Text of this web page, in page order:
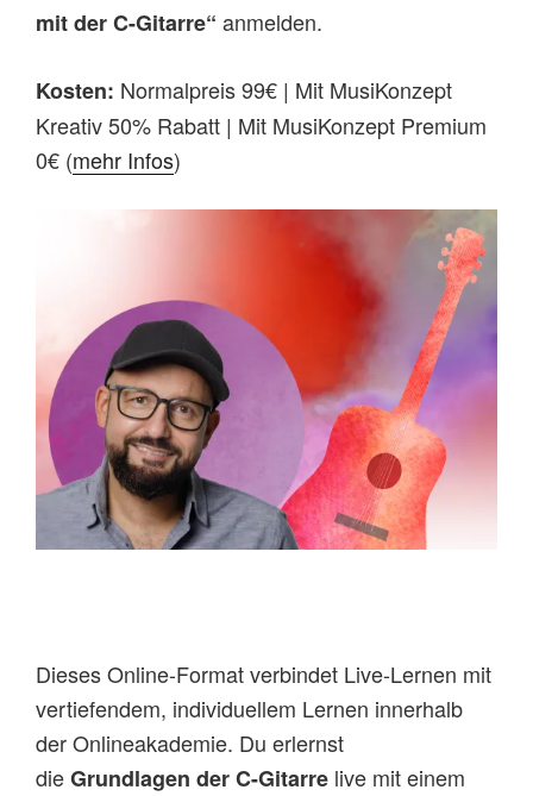
mit der C-Gitarre“ anmelden.
Kosten: Normalpreis 99€ | Mit MusiKonzept
Kreativ 50% Rabatt | Mit MusiKonzept Premium
0€ (mehr Infos)
Dieses Online-Format verbindet Live-Lernen mit
vertiefendem, individuellem Lernen innerhalb
der Onlineakademie. Du erlernst
dieGrundlagen der C-Gitarre live mit einem